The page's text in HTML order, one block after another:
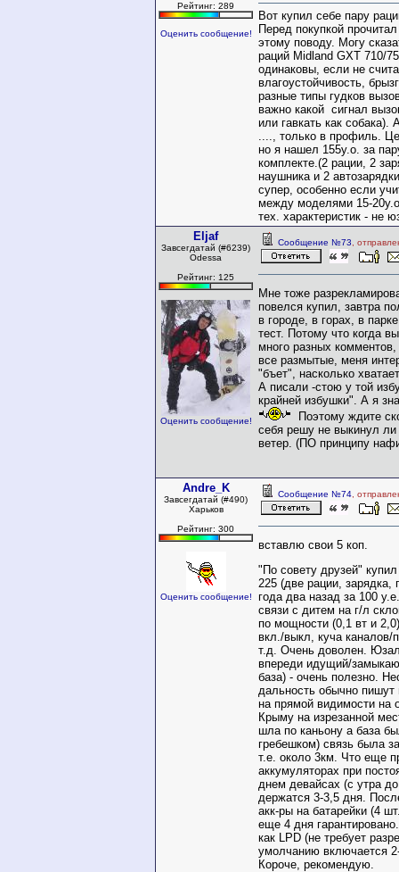
Рейтинг: 289
Оценить сообщение!
Вот купил себе пару
Перед покупкой
этому поводу. Могу
раций Midland GXT 710/
одинаковы, если не
влагоустойчивость,
разные типы гудков
важно какой сигнал
или гавкать как
...., только в профиль.
но я нашел 155у.о. за
комплекте.(2 рации, 2
наушника и 2
супер, особенно если
между моделями 15-
тех. характеристик - не
Eljaf
Завсегдатай (#6239)
Odessa
Рейтинг: 125
Оценить сообщение!
Сообщение №73 ,
Мне тоже
повелся купил, завтра
в городе, в горах, в
тест. Потому что когда
много разных
все размытые, меня
"бъет", насколько
А писали -стою у той
крайней избушки". А я
Поэтому ждите
себя решу не выкинул ли
ветер. (ПО принципу
Andre_K
Завсегдатай (#490)
Харьков
Рейтинг: 300
Оценить сообщение!
Сообщение №74 ,
вставлю свои 5 коп.
"По совету друзей"
225 (две рации, зарядка,
года два назад за 100
связи с дитем на г/л
по мощности (0,1 вт и
вкл./выкл, куча каналов/
т.д. Очень доволен.
впереди идущий/
база) - очень полезно.
дальность обычно
на прямой видимости на
Крыму на изрезанной
шла по каньону а база
гребешком) связь была
т.е. около 3км. Что еще
аккумуляторах при
днем девайсах (с утра
держатся 3-3,5 дня.
акк-ры на батарейки (4
еще 4 дня
как LPD (не требует
умолчанию включается
Короче, рекомендую.